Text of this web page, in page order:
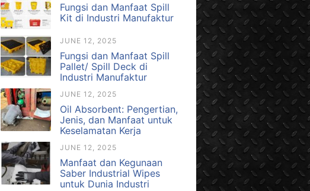
Fungsi dan Manfaat Spill
Kit di Industri Manufaktur
JUNE 12, 2025
Fungsi dan Manfaat Spill
Pallet/ Spill Deck di
Industri Manufaktur
JUNE 12, 2025
Oil Absorbent: Pengertian,
Jenis, dan Manfaat untuk
Keselamatan Kerja
JUNE 12, 2025
Manfaat dan Kegunaan
Saber Industrial Wipes
untuk Dunia Industri